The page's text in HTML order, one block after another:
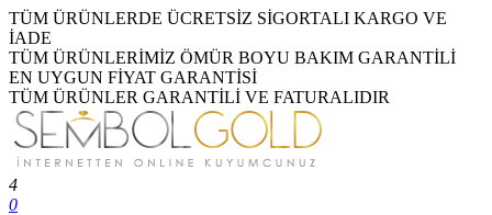
TÜM ÜRÜNLERDE ÜCRETSİZ SİGORTALI KARGO VE
İADE
TÜM ÜRÜNLERİMİZ ÖMÜR BOYU BAKIM GARANTİLİ
EN UYGUN FİYAT GARANTİSİ
TÜM ÜRÜNLER GARANTİLİ VE FATURALIDIR
4
0